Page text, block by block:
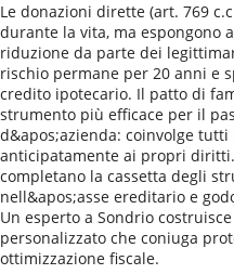
Le donazioni dirette (art. 769
durante la vita, ma espongono
riduzione da parte dei
rischio permane per 20 anni e
credito ipotecario. Il patto di
strumento più efficace per il
d&apos;azienda: coinvolge
anticipatamente ai propri
completano la cassetta degli
nell&apos;asse ereditario e
Un esperto a Sondrio
personalizzato che coniuga
ottimizzazione fiscale.